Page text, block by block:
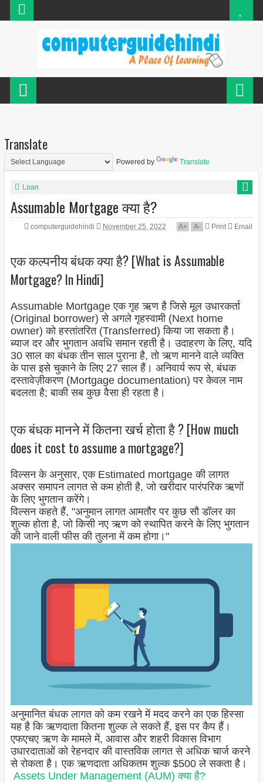
Translate
Powered by Translate
Loan
Assumable Mortgage क्या है?
computerguidehindi November 25, 2022 A+ A- Print Email
एक कल्पनीय बंधक क्या है? [What is Assumable
Mortgage? In Hindi]
Assumable Mortgage एक गृह ऋण है जिसे मूल उधारकर्ता
(Original borrower) से अगले गृहस्वामी (Next home
owner) को हस्तांतरित (Transferred) किया जा सकता है।
ब्याज दर और भुगतान अवधि समान रहती है। उदाहरण के लिए, यदि
30 साल का बंधक तीन साल पुराना है, तो ऋण मानने वाले व्यक्ति
के पास इसे चुकाने के लिए 27 साल हैं। अनिवार्य रूप से, बंधक
दस्तावेज़ीकरण (Mortgage documentation) पर केवल नाम
बदलता है; बाकी सब कुछ वैसा ही रहता है।
एक बंधक मानने में कितना खर्च होता है ? [How much
does it cost to assume a mortgage?]
विल्सन के अनुसार, एक Estimated mortgage की लागत
अक्सर समापन लागत से कम होती है, जो खरीदार पारंपरिक ऋणों
के लिए भुगतान करेंगे।
विल्सन कहते हैं, "अनुमान लागत आमतौर पर कुछ सौ डॉलर का
शुल्क होता है, जो किसी नए ऋण को स्थापित करने के लिए भुगतान
की जाने वाली फीस की तुलना में कम होगा।"
अनुमानित बंधक लागत को कम रखने में मदद करने का एक हिस्सा
यह है कि ऋणदाता कितना शुल्क ले सकते हैं, इस पर कैप हैं।
एफएचए ऋण के मामले में, आवास और शहरी विकास विभाग
उधारदाताओं को रेहनदार की वास्तविक लागत से अधिक चार्ज करने
से रोकता है। एक ऋणदाता अधिकतम शुल्क $500 ले सकता है।
Assets Under Management (AUM) क्या है?